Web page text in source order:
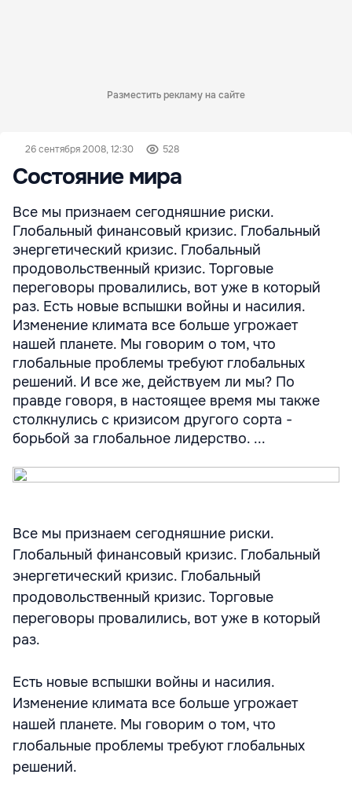
Разместить рекламу на сайте
26 сентября 2008, 12:30 528
Состояние мира
Все мы признаем сегодняшние риски.
Глобальный финансовый кризис. Глобальный
энергетический кризис. Глобальный
продовольственный кризис. Торговые
переговоры провалились, вот уже в который
раз. Есть новые вспышки войны и насилия.
Изменение климата все больше угрожает
нашей планете. Мы говорим о том, что
глобальные проблемы требуют глобальных
решений. И все же, действуем ли мы? По
правде говоря, в настоящее время мы также
столкнулись с кризисом другого сорта -
борьбой за глобальное лидерство. ...
Все мы признаем сегодняшние риски.
Глобальный финансовый кризис. Глобальный
энергетический кризис. Глобальный
продовольственный кризис. Торговые
переговоры провалились, вот уже в который
раз.
Есть новые вспышки войны и насилия.
Изменение климата все больше угрожает
нашей планете. Мы говорим о том, что
глобальные проблемы требуют глобальных
решений.